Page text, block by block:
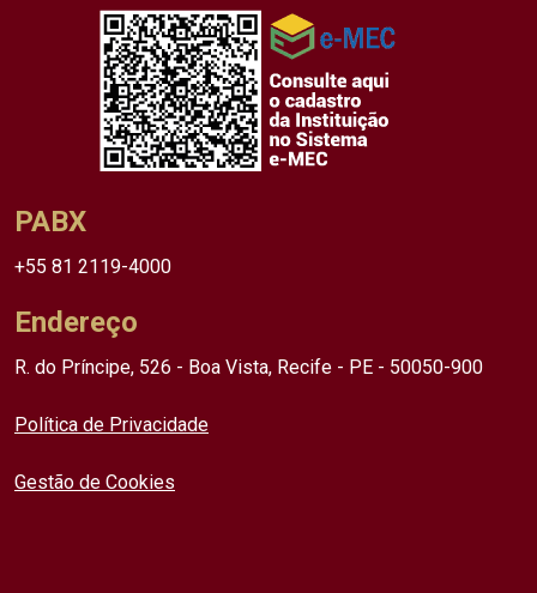
PABX
+55 81 2119-4000
Endereço
R. do Príncipe, 526 - Boa Vista, Recife - PE - 50050-900
Política de Privacidade
Gestão de Cookies